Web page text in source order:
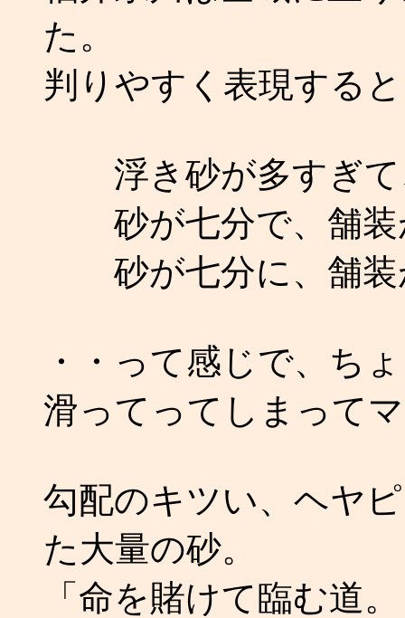
た。
判りやすく表現する
浮き砂が多すぎて
砂が七分で、舗装
砂が七分に、舗装
・・って感じで、ち
滑ってってしまって
勾配のキツい、ヘヤ
た大量の砂。
「命を賭けて臨む道